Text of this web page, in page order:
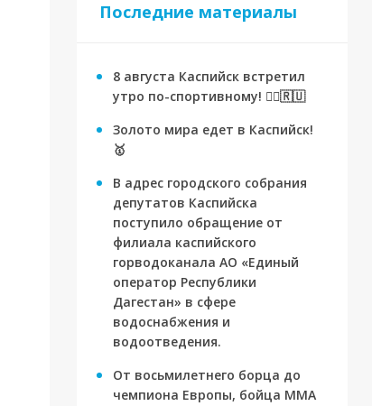
Последние материалы
8 августа Каспийск встретил
утро по-спортивному! 🏃‍♂️🇷🇺
Золото мира едет в Каспийск!
🥇
В адрес городского собрания
депутатов Каспийска
поступило обращение от
филиала каспийского
горводоканала АО «Единый
оператор Республики
Дагестан» в сфере
водоснабжения и
водоотведения.
От восьмилетнего борца до
чемпиона Европы, бойца ММА